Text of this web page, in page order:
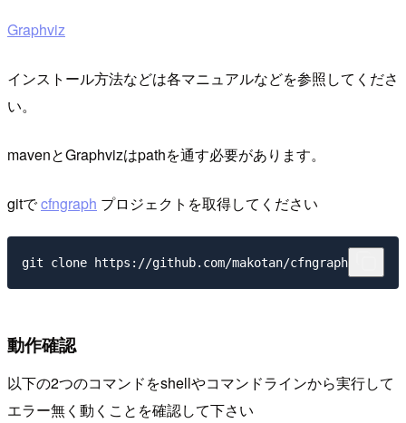
Graphviz
インストール方法などは各マニュアルなどを参照してくださ
い。
mavenとGraphvizはpathを通す必要があります。
gitでcfngraph プロジェクトを取得してください
git clone https://github.com/makotan/cfngraph.git
動作確認
以下の2つのコマンドをshellやコマンドラインから実行して
エラー無く動くことを確認して下さい